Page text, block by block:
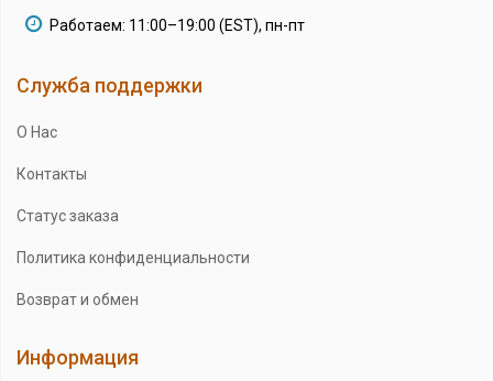
Работаем: 11:00–19:00 (EST), пн-пт
Служба поддержки
О Нас
Контакты
Статус заказа
Политика конфиденциальности
Возврат и обмен
Информация